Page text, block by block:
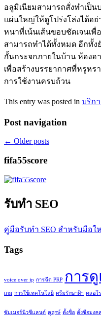
อลูมิเนียมสามารถสั่งทำเป็น
แผ่นใหญ่ให้ดูโปร่งโล่งได้อย่
หนาที่เน้นเส้นขอบชัดเจนเ
สามารถทำได้ทั้งหมด อีกทั้ง
กั้นกระจกภายในบ้าน ห้องอ
เพื่อสร้างบรรยากาศที่หรูหร
การใช้งานครบถ้วน
This entry was posted in บริก
Post navigation
← Older posts
fifa55score
รับทำ SEO
คู่มือรับทำ SEO สำหรับมือใ
Tags
voice over ip การฉีด PRP การ
เกม การใช้เทคโนโลยี ครีมรักษาฝ้า คลอโ
ซัมเมอร์นิวซีแลนด์ ดูฤกษ์ ตั้งชื่อ ตั้งชื่อมงคล